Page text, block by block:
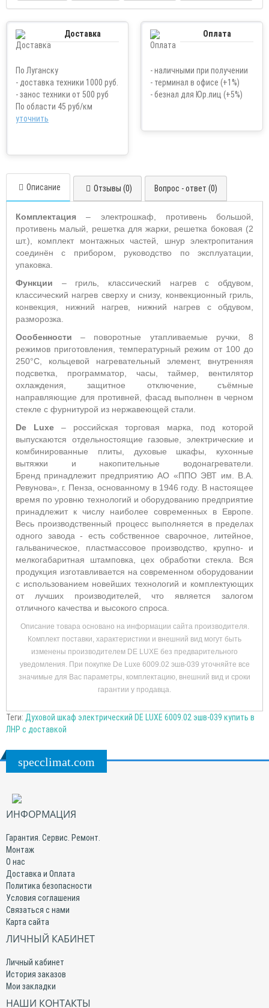
Доставка
По Луганску
- доставка техники 1000 руб.
- занос техники от 500 руб
По области 45 руб/км
уточнить
Оплата
- наличными при получении
- терминал в офисе (+1%)
- безнал для Юр.лиц (+5%)
Описание Отзывы (0) Вопрос - ответ (0)
Комплектация– электрошкаф, противень большой,
противень малый, решетка для жарки, решетка боковая (2
шт.), комплект монтажных частей, шнур электропитания
соединён с прибором, руководство по эксплуатации,
упаковка.
Функции – гриль, классический нагрев с обдувом,
классический нагрев сверху и снизу, конвекционный гриль,
конвекция, нижний нагрев, нижний нагрев с обдувом,
разморозка.
Особенности– поворотные утапливаемые ручки, 8
режимов приготовления, температурный режим от 100 до
250°С, кольцевой нагревательный элемент, внутренняя
подсветка, программатор, часы, таймер, вентилятор
охлаждения, защитное отключение, съёмные
направляющие для противней, фасад выполнен в черном
стекле с фурнитурой из нержавеющей стали.
De
Luxe– российская торговая марка, под которой
выпускаются отдельностоящие газовые, электрические и
комбинированные плиты, духовые шкафы, кухонные
вытяжки и накопительные водонагреватели.
Бренд принадлежит предприятию АО «ППО ЭВТ им. В.А.
Ревунова», г. Пенза, основанному в 1946 году. В настоящее
время по уровню технологий и оборудованию предприятие
принадлежит к числу наиболее современных в Европе.
Весь производственный процесс выполняется в пределах
одного завода - есть собственное сварочное, литейное,
гальваническое, пластмассовое производство, крупно- и
мелкогабаритная штамповка, цех обработки стекла. Вся
продукция изготавливается на современном оборудовании
с использованием новейших технологий и комплектующих
от лучших производителей, что является залогом
отличного качества и высокого спроса.
Описание товара основано на информации сайта производителя.
Комплект поставки, характеристики и внешний вид могут быть
изменены производителем DE LUXE без предварительного
уведомления. При покупке De Luxe 6009.02 эшв-039 уточняйте все
значимые для Вас параметры, комплектацию, внешний вид и сроки
гарантии у продавца.
Теги: Духовой шкаф электрический DE LUXE 6009.02 эшв-039 купить в
ЛНР с доставкой
specclimat.com
ИНФОРМАЦИЯ
Гарантия. Сервис. Ремонт.
Монтаж
О нас
Доставка и Оплата
Политика безопасности
Условия соглашения
Связаться с нами
Карта сайта
ЛИЧНЫЙ КАБИНЕТ
Личный кабинет
История заказов
Мои закладки
НАШИ КОНТАКТЫ